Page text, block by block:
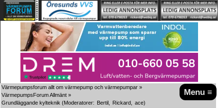
Menu ≡
Värmepumpsforum allt om värmepump och värmepumpar »
VärmepumpsForum Allmänt »
Grundläggande kylteknik (Moderatorer: Bertil Rickard ace)